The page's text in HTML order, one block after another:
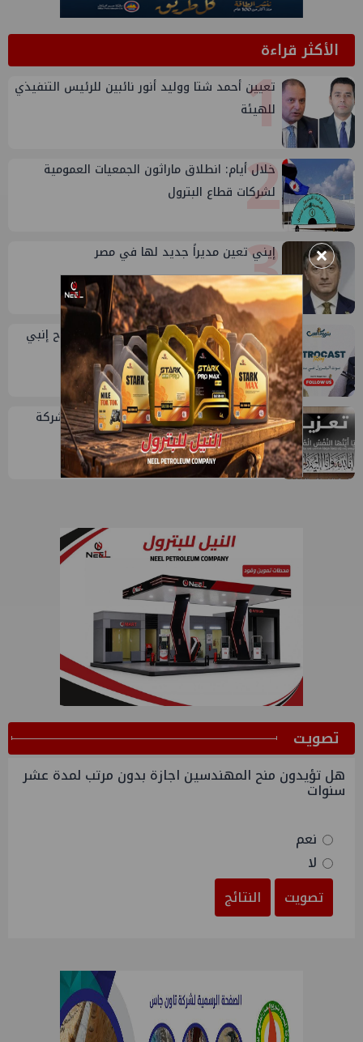
الأكثر قراءة1
تعيين أحمد شتا ووليد أنور نائبين للرئيس التنفيذي
للهيئة
2
خلال أيام: انطلاق ماراثون الجمعيات العمومية
لشركات قطاع البترول
3
إيني تعين مديراً جديد لها في مصر
4
طارق محمد عبدالحافظ يتحدث عن قصة نجاح إنبي
في بتروكاست
5
وفاة شقيق رشا السعدني مساعد رئيس شركة
سوكو للإدارية
ﺗﺼﻮﻳﺖ
هل تؤيدون منح المهندسين اجازة بدون مرتب لمدة عشر
سنوات
نعم
لا
تصويت
النتائج
×